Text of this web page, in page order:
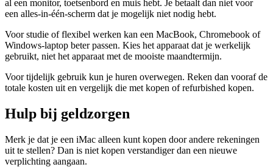
al een monitor, toetsenbord en muis hebt. Je betaalt dan niet voor
een alles-in-één-scherm dat je mogelijk niet nodig hebt.
Voor studie of flexibel werken kan een MacBook, Chromebook of
Windows-laptop beter passen. Kies het apparaat dat je werkelijk
gebruikt, niet het apparaat met de mooiste maandtermijn.
Voor tijdelijk gebruik kun je huren overwegen. Reken dan vooraf de
totale kosten uit en vergelijk die met kopen of refurbished kopen.
Hulp bij geldzorgen
Merk je dat je een iMac alleen kunt kopen door andere rekeningen
uit te stellen? Dan is niet kopen verstandiger dan een nieuwe
verplichting aangaan.